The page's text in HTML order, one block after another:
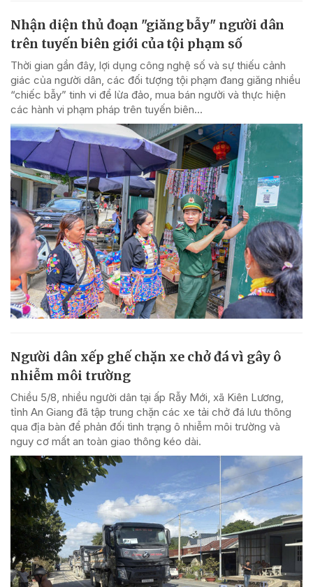
Nhận diện thủ đoạn "giăng bẫy" người dân
trên tuyến biên giới của tội phạm số
Thời gian gần đây, lợi dụng công nghệ số và sự thiếu cảnh
giác của người dân, các đối tượng tội phạm đang giăng nhiều
“chiếc bẫy” tinh vi để lừa đảo, mua bán người và thực hiện
các hành vi phạm pháp trên tuyến biên...
Người dân xếp ghế chặn xe chở đá vì gây ô
nhiễm môi trường
Chiều 5/8, nhiều người dân tại ấp Rẫy Mới, xã Kiên Lương,
tỉnh An Giang đã tập trung chặn các xe tải chở đá lưu thông
qua địa bàn để phản đối tình trạng ô nhiễm môi trường và
nguy cơ mất an toàn giao thông kéo dài.